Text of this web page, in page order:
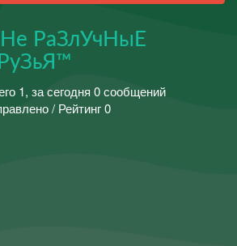
РаЗлУчНыЕ
1, за сегодня 0 сообщений
/ Рейтинг 0